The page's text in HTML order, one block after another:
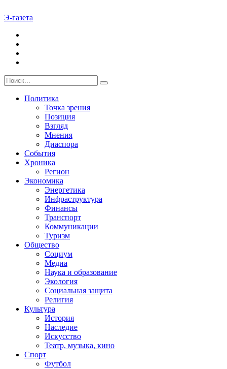
Э-газета
Политика
Точка зрения
Позиция
Взгляд
Мнения
Диаспора
События
Хроника
Регион
Экономика
Энергетика
Инфраструктура
Финансы
Транспорт
Коммуникации
Туризм
Общество
Социум
Медиа
Наука и образование
Экология
Социальная защита
Религия
Культура
История
Наследие
Искусство
Театр, музыка, кино
Спорт
Футбол